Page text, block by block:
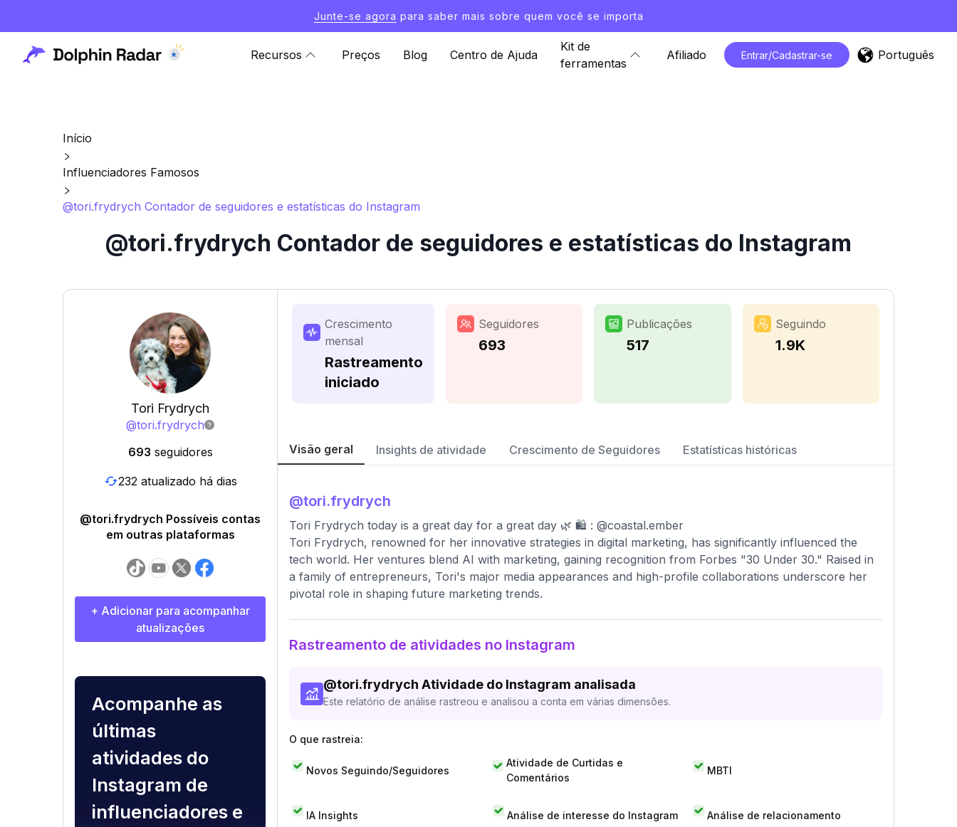
Junte-se agora para saber mais sobre quem você se importa
Recursos Preços Blog Centro de Ajuda
Kit de
ferramentas
Afiliado Entrar/Cadastrar-se Português
Início
Influenciadores Famosos
@tori.frydrych Contador de seguidores e estatísticas do Instagram
@tori.frydrych Contador de seguidores e estatísticas do Instagram
Tori Frydrych
@tori.frydrych
693 seguidores
232 atualizado há dias
@tori.frydrych Possíveis contas
em outras plataformas
+ Adicionar para acompanhar
atualizações
Acompanhe as
últimas
atividades do
Instagram de
influenciadores e
Crescimento
mensal
Rastreamento
iniciado
Seguidores
693
Publicações
517
Seguindo
1.9K
Visão geral Insights de atividade Crescimento de Seguidores Estatísticas históricas
@tori.frydrych
Tori Frydrych today is a great day for a great day 🌿 🛍 : @coastal.ember
Tori Frydrych, renowned for her innovative strategies in digital marketing, has significantly influenced the
tech world. Her ventures blend AI with marketing, gaining recognition from Forbes "30 Under 30." Raised in
a family of entrepreneurs, Tori's major media appearances and high-profile collaborations underscore her
pivotal role in shaping future marketing trends.
Rastreamento de atividades no Instagram
@tori.frydrych Atividade do Instagram analisada
Este relatório de análise rastreou e analisou a conta em várias dimensões.
O que rastreia:
Novos Seguindo/Seguidores
Atividade de Curtidas e
Comentários
MBTI
IA Insights Análise de interesse do Instagram Análise de relacionamento